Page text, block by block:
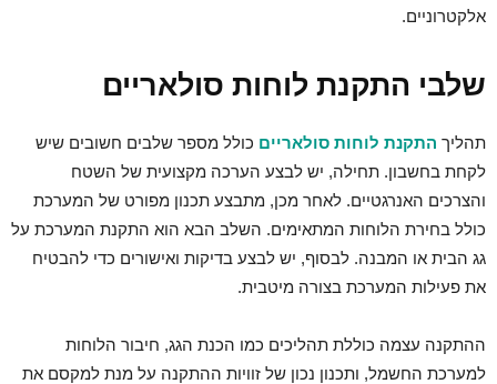
אלקטרוניים.
שלבי התקנת לוחות סולאריים
תהליך התקנת לוחות סולאריים כולל מספר שלבים חשובים שיש
לקחת בחשבון. תחילה, יש לבצע הערכה מקצועית של השטח
והצרכים האנרגטיים. לאחר מכן, מתבצע תכנון מפורט של המערכת
כולל בחירת הלוחות המתאימים. השלב הבא הוא התקנת המערכת על
גג הבית או המבנה. לבסוף, יש לבצע בדיקות ואישורים כדי להבטיח
את פעילות המערכת בצורה מיטבית.
ההתקנה עצמה כוללת תהליכים כמו הכנת הגג, חיבור הלוחות
למערכת החשמל, ותכנון נכון של זוויות ההתקנה על מנת למקסם את